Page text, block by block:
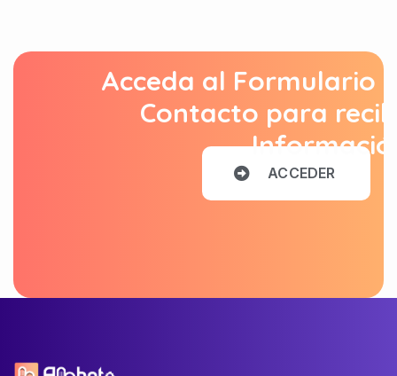
Acceda al Formulario
Contacto para
ACCEDER